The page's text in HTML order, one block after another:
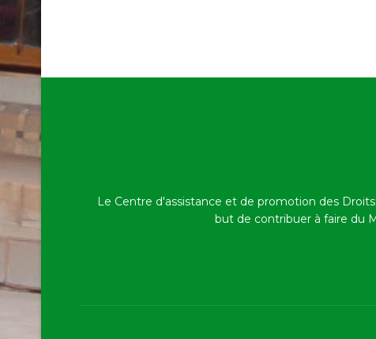
Le Centre d'assistance et de promotion des
but de contribuer à faire du